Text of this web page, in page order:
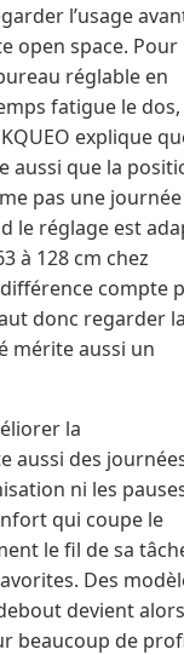
l’usage
open space. Pour
réglable en
fatigue le dos,
explique
aussi que la
pas une
le réglage est
à 128 cm chez
différence compte
donc regarder la
mérite aussi un
la
aussi des
ni les
qui coupe le
le fil de sa
Des
devient alors
beaucoup de